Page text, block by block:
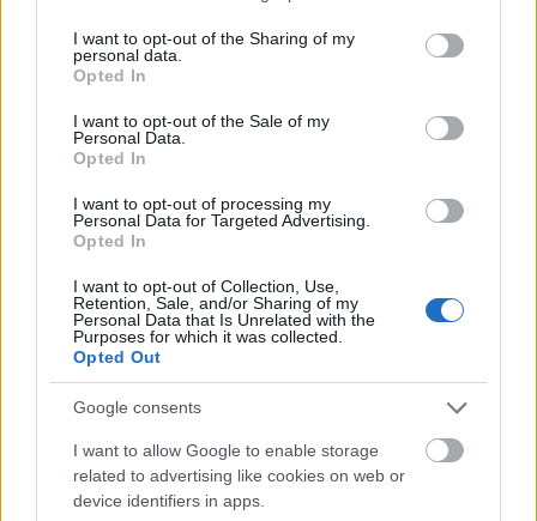
not limited to your visit or usage behaviour. You may click to
grant or deny consent to Google and its third-party tags to
use your data for below specified purposes in below Google
consent section.
I want to opt-out of the Sharing of my
personal data.
Opted In
I want to opt-out of the Sale of my
Personal Data.
Opted In
I want to opt-out of processing my
Personal Data for Targeted Advertising.
Opted In
I want to opt-out of Collection, Use,
Retention, Sale, and/or Sharing of my
Personal Data that Is Unrelated with the
Purposes for which it was collected.
Opted Out
Google consents
I want to allow Google to enable storage
related to advertising like cookies on web or
device identifiers in apps.
vapaalla Davosissa ilahduttavat jyväskyläläistä.
– Siellä on hyviä kisoja.
vastaava kuten viime kaudella. Oberhofin
avausosakilpailut toimivat hyvänä
ohjelma on sama ennen Sotsiakin.
Olympialaisissa Heikkiseen kohdistuvat
Suomen mieshiihtäjistä suurimmat
menestysodotukset, mutta Heikkinen keskittyy
vaan tekemään oman työnsä hyvin. Sotsin
ajatuksista kysyttäessä Heikkinen naurahtaa:
– Eipä siinä mitään, kauden päätavoite.